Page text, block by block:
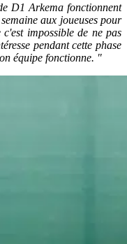
D1 Arkema fonctionnent
aux joueuses pour
impossible de ne pas
pendant cette phase
équipe fonctionne. "